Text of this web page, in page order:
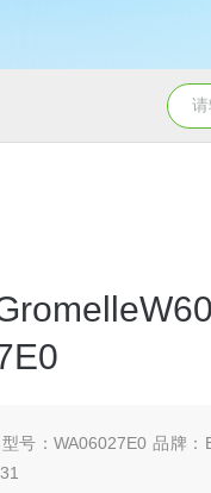
5347信德迈代
号：WA06027E0 品牌